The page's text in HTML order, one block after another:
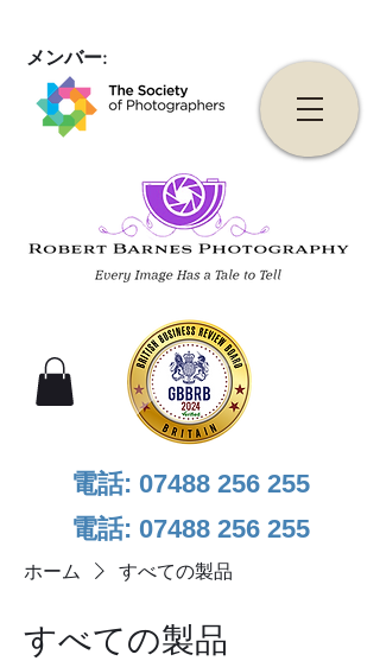
メンバー:
電話: 07488 256 255
電話: 07488 256 255
ホーム すべての製品
すべての製品